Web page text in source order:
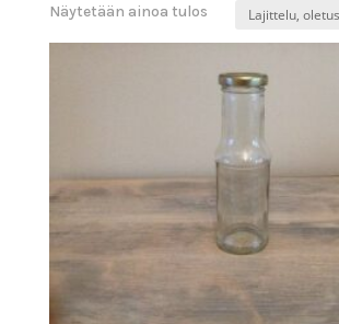
Näytetään ainoa tulos